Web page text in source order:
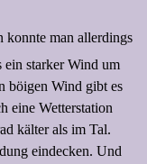
konnte man allerdings
ein starker Wind um
böigen Wind gibt es
eine Wetterstation
kälter als im Tal.
eindecken. Und